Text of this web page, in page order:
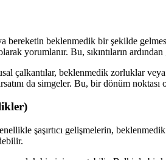
beklenmedik bir şekilde
yorumlanır. Bu, sıkıntıların
çalkantılar, beklenmedik zorluklar
da simgeler. Bu, bir dönüm noktası
şaşırtıcı gelişmelerin,